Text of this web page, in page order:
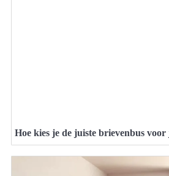
Hoe kies je de juiste brievenbus voor